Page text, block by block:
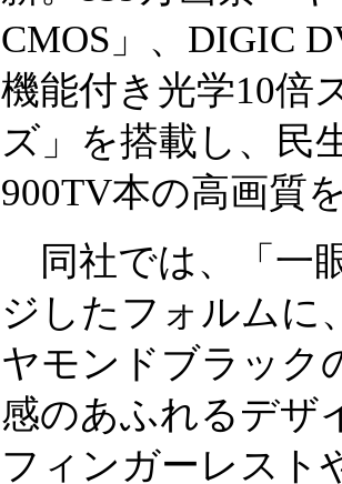
CMOS」、DIGIC
機能付き光学10倍
ズ」を搭載し、民
900TV本の高画質
同社では、「一
ジしたフォルムに
ヤモンドブラック
感のあふれるデザ
フィンガーレスト